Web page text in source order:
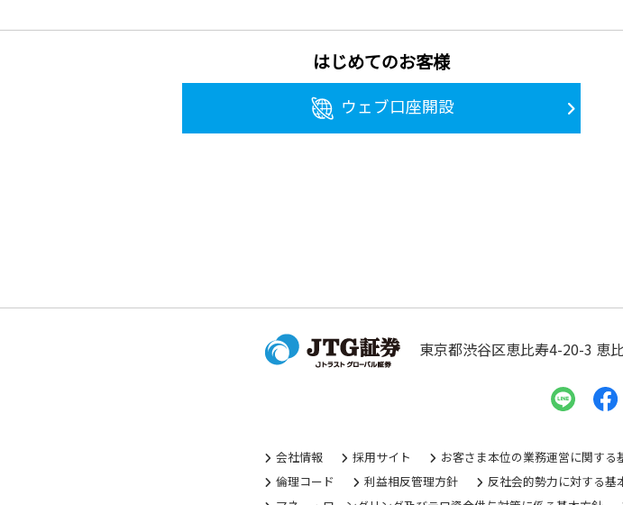
はじめてのお客様
ウェブ口座開設
東京都渋谷区恵比寿4-20-3 恵
会社情報 採用サイト お客さま本位の業務運営に関する
倫理コード
利益相反管理方針 反社会的勢力に対する基